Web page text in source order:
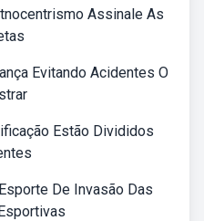
Assinale As
Evitando Acidentes O
Estão Divididos
De Invasão Das